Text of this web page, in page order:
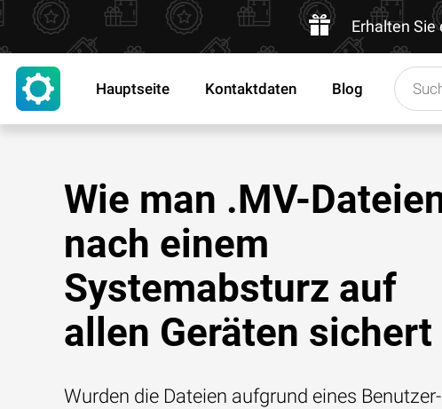
Erhalten
Hauptseite Kontaktdaten Blog
Wie man .MV-
nach einem
Systemabsturz auf
allen Geräten sichert
Wurden die Dateien aufgrund eines